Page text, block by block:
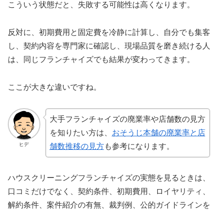
こういう状態だと、失敗する可能性は高くなります。
反対に、初期費用と固定費を冷静に計算し、自分でも集客
し、契約内容を専門家に確認し、現場品質を磨き続ける人
は、同じフランチャイズでも結果が変わってきます。
ここが大きな違いですね。
ヒデ
大手フランチャイズの廃業率や店舗数の見方
を知りたい方は、 おそうじ本舗の廃業率と店
舗数推移の見方も参考になります。
ハウスクリーニングフランチャイズの実態を見るときは、
口コミだけでなく、契約条件、初期費用、ロイヤリティ、
解約条件、案件紹介の有無、裁判例、公的ガイドラインを